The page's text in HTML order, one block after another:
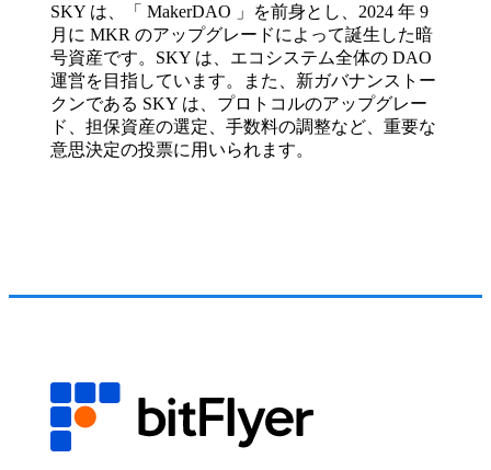
SKY は、「 MakerDAO 」を前身とし、2024 年 9
月に MKR のアップグレードによって誕生した暗
号資産です。SKY は、エコシステム全体の DAO
運営を目指しています。また、新ガバナンストー
クンである SKY は、プロトコルのアップグレー
ド、担保資産の選定、手数料の調整など、重要な
意思決定の投票に用いられます。